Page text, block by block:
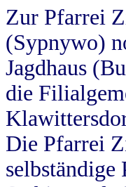
Zur Pfarrei
(Sypnywo)
Jagdhaus
die
Die Pfarrei